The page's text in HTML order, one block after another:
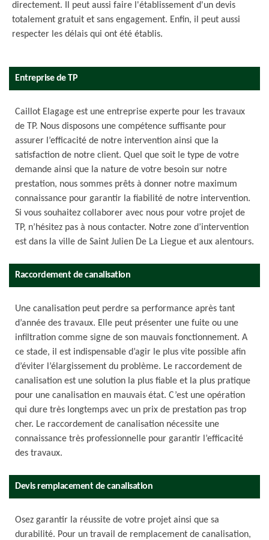
directement. Il peut aussi faire l'établissement d'un devis
totalement gratuit et sans engagement. Enfin, il peut aussi
respecter les délais qui ont été établis.
Entreprise de TP
Caillot Elagage est une entreprise experte pour les travaux
de TP. Nous disposons une compétence suffisante pour
assurer l’efficacité de notre intervention ainsi que la
satisfaction de notre client. Quel que soit le type de votre
demande ainsi que la nature de votre besoin sur notre
prestation, nous sommes prêts à donner notre maximum
connaissance pour garantir la fiabilité de notre intervention.
Si vous souhaitez collaborer avec nous pour votre projet de
TP, n’hésitez pas à nous contacter. Notre zone d’intervention
est dans la ville de Saint Julien De La Liegue et aux alentours.
Raccordement de canalisation
Une canalisation peut perdre sa performance après tant
d’année des travaux. Elle peut présenter une fuite ou une
infiltration comme signe de son mauvais fonctionnement. A
ce stade, il est indispensable d’agir le plus vite possible afin
d’éviter l’élargissement du problème. Le raccordement de
canalisation est une solution la plus fiable et la plus pratique
pour une canalisation en mauvais état. C’est une opération
qui dure très longtemps avec un prix de prestation pas trop
cher. Le raccordement de canalisation nécessite une
connaissance très professionnelle pour garantir l’efficacité
des travaux.
Devis remplacement de canalisation
Osez garantir la réussite de votre projet ainsi que sa
durabilité. Pour un travail de remplacement de canalisation,